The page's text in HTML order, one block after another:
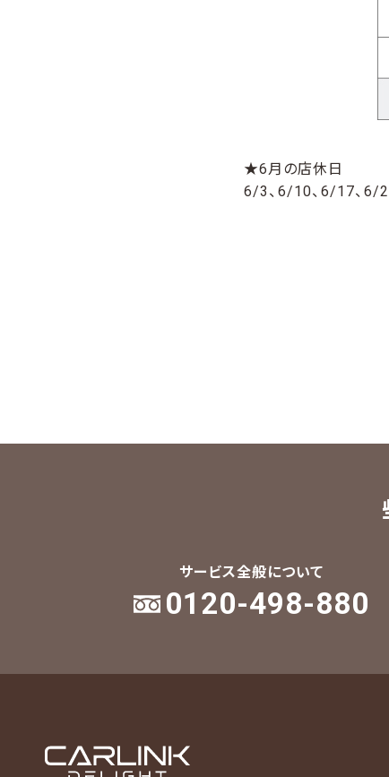
★6月の店休日
6/3、6/10、6/17、6/
サービス全般について
0120-498-880